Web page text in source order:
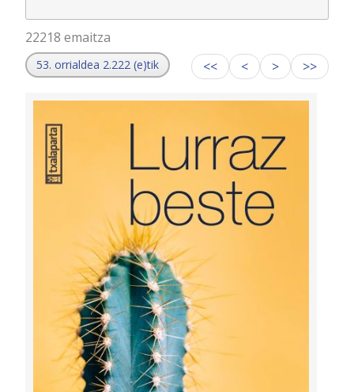
22218 emaitza
53. orrialdea 2.222 (e)tik << < > >>